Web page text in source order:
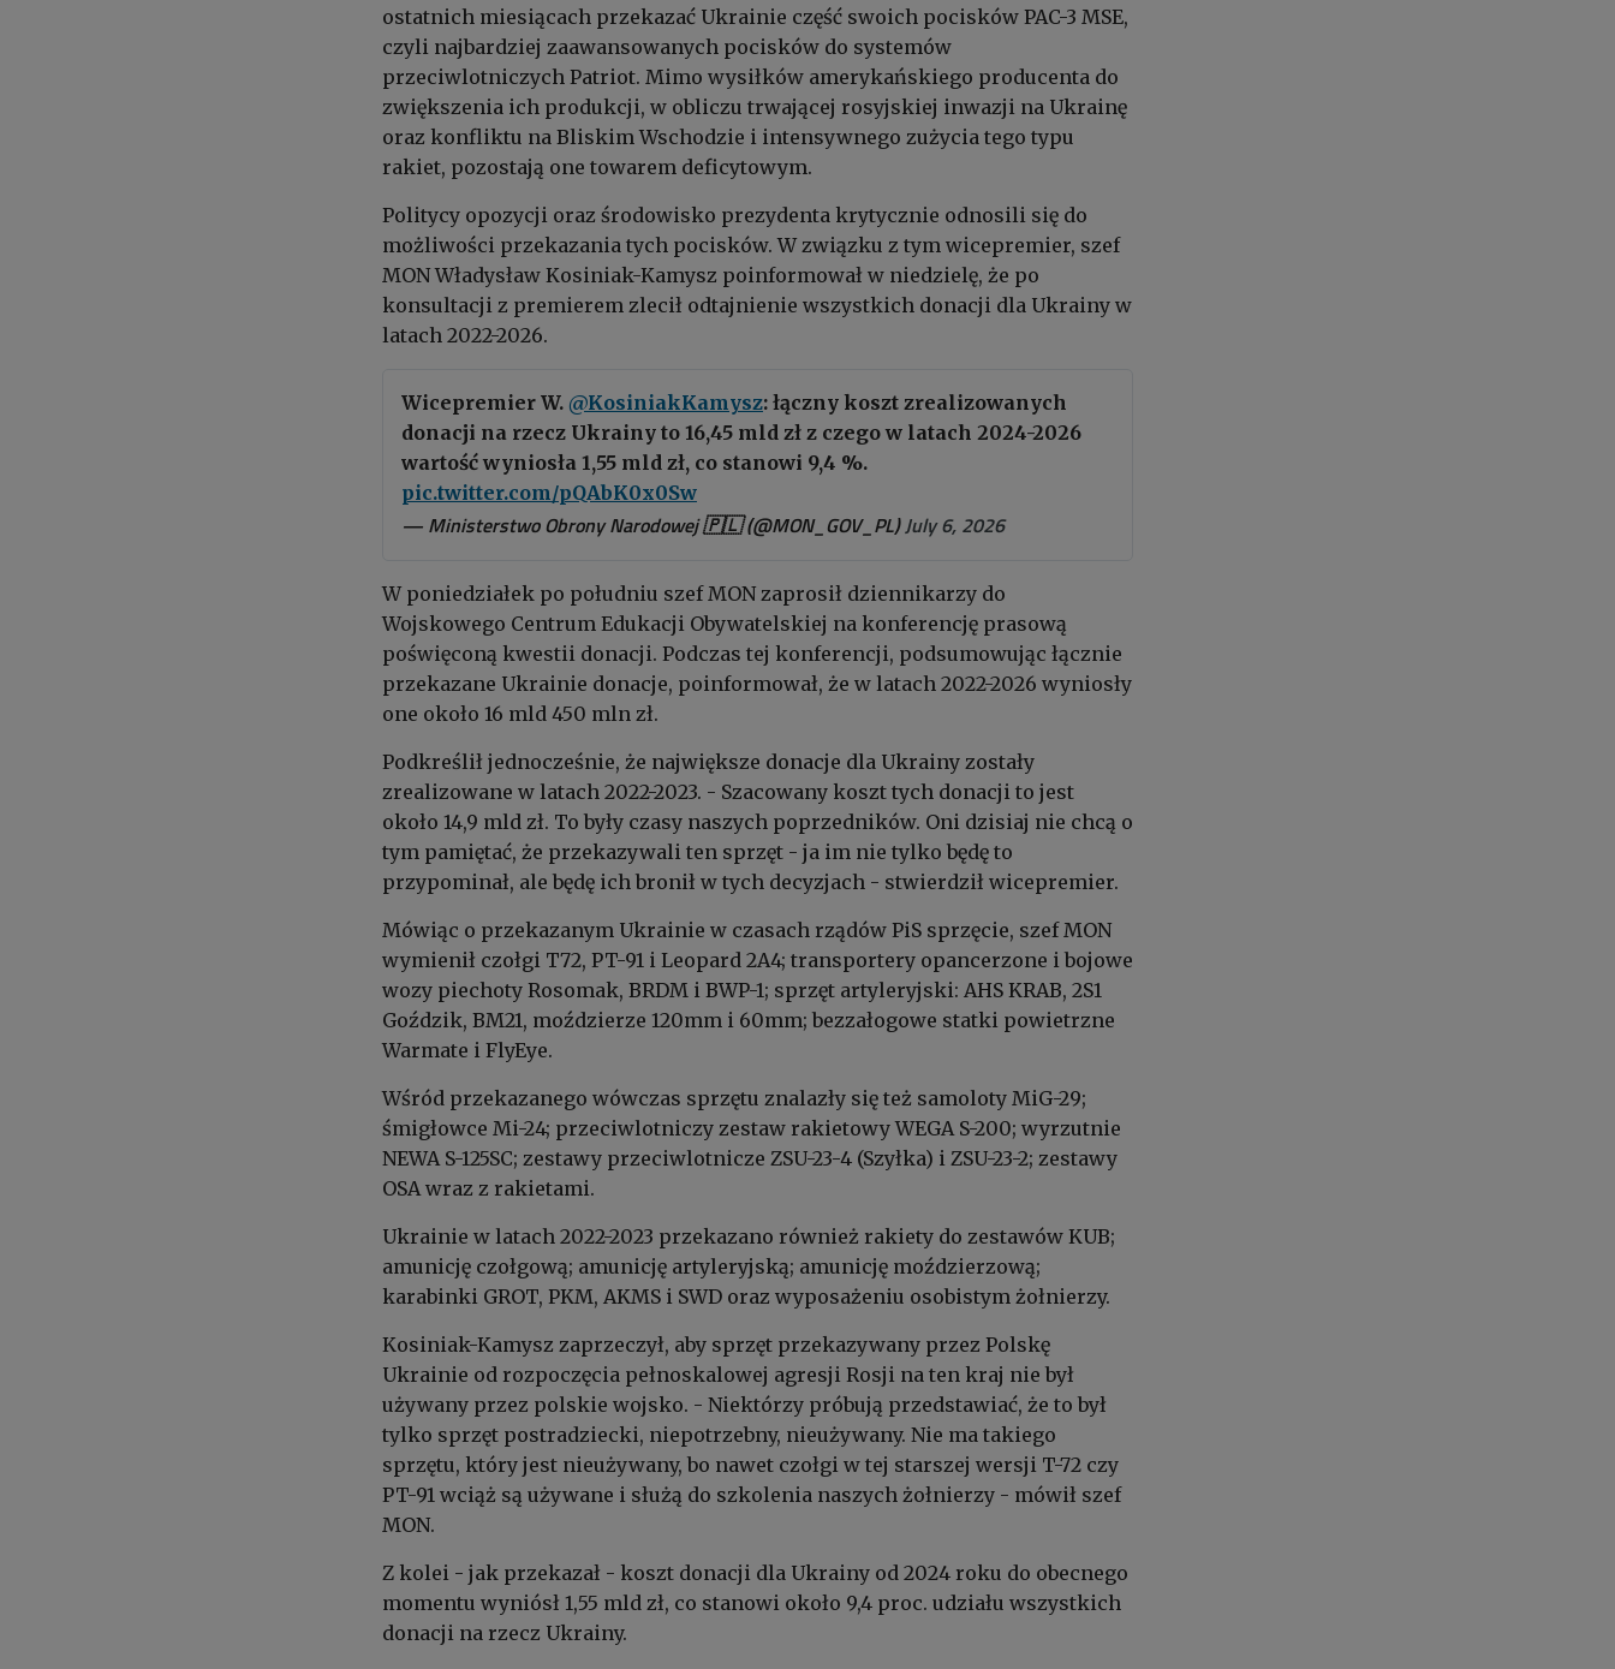
ostatnich miesiącach przekazać Ukrainie część swoich pocisków PAC-3 MSE,
czyli najbardziej zaawansowanych pocisków do systemów
przeciwlotniczych Patriot. Mimo wysiłków amerykańskiego producenta do
zwiększenia ich produkcji, w obliczu trwającej rosyjskiej inwazji na Ukrainę
oraz konfliktu na Bliskim Wschodzie i intensywnego zużycia tego typu
rakiet, pozostają one towarem deficytowym.
Politycy opozycji oraz środowisko prezydenta krytycznie odnosili się do
możliwości przekazania tych pocisków. W związku z tym wicepremier, szef
MON Władysław Kosiniak-Kamysz poinformował w niedzielę, że po
konsultacji z premierem zlecił odtajnienie wszystkich donacji dla Ukrainy w
latach 2022-2026.
Wicepremier W. @KosiniakKamysz: łączny koszt zrealizowanych
donacji na rzecz Ukrainy to 16,45 mld zł z czego w latach 2024-2026
wartość wyniosła 1,55 mld zł, co stanowi 9,4 %.
pic.twitter.com/pQAbK0x0Sw
— Ministerstwo Obrony Narodowej 🇵🇱 (@MON_GOV_PL)July 6, 2026
W poniedziałek po południu szef MON zaprosił dziennikarzy do
Wojskowego Centrum Edukacji Obywatelskiej na konferencję prasową
poświęconą kwestii donacji. Podczas tej konferencji, podsumowując łącznie
przekazane Ukrainie donacje, poinformował, że w latach 2022-2026 wyniosły
one około 16 mld 450 mln zł.
Podkreślił jednocześnie, że największe donacje dla Ukrainy zostały
zrealizowane w latach 2022-2023. - Szacowany koszt tych donacji to jest
około 14,9 mld zł. To były czasy naszych poprzedników. Oni dzisiaj nie chcą o
tym pamiętać, że przekazywali ten sprzęt - ja im nie tylko będę to
przypominał, ale będę ich bronił w tych decyzjach - stwierdził wicepremier.
Mówiąc o przekazanym Ukrainie w czasach rządów PiS sprzęcie, szef MON
wymienił czołgi T72, PT-91 i Leopard 2A4; transportery opancerzone i bojowe
wozy piechoty Rosomak, BRDM i BWP-1; sprzęt artyleryjski: AHS KRAB, 2S1
Goździk, BM21, moździerze 120mm i 60mm; bezzałogowe statki powietrzne
Warmate i FlyEye.
Wśród przekazanego wówczas sprzętu znalazły się też samoloty MiG-29;
śmigłowce Mi-24; przeciwlotniczy zestaw rakietowy WEGA S-200; wyrzutnie
NEWA S-125SC; zestawy przeciwlotnicze ZSU-23-4 (Szyłka) i ZSU-23-2; zestawy
OSA wraz z rakietami.
Ukrainie w latach 2022-2023 przekazano również rakiety do zestawów KUB;
amunicję czołgową; amunicję artyleryjską; amunicję moździerzową;
karabinki GROT, PKM, AKMS i SWD oraz wyposażeniu osobistym żołnierzy.
Kosiniak-Kamysz zaprzeczył, aby sprzęt przekazywany przez Polskę
Ukrainie od rozpoczęcia pełnoskalowej agresji Rosji na ten kraj nie był
używany przez polskie wojsko. - Niektórzy próbują przedstawiać, że to był
tylko sprzęt postradziecki, niepotrzebny, nieużywany. Nie ma takiego
sprzętu, który jest nieużywany, bo nawet czołgi w tej starszej wersji T-72 czy
PT-91 wciąż są używane i służą do szkolenia naszych żołnierzy - mówił szef
MON.
Z kolei - jak przekazał - koszt donacji dla Ukrainy od 2024 roku do obecnego
momentu wyniósł 1,55 mld zł, co stanowi około 9,4 proc. udziału wszystkich
donacji na rzecz Ukrainy.